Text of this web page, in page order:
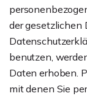
der gesetzlichen
benutzen,
Daten erhoben.
mit denen Sie